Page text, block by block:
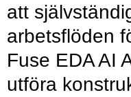
att
arbetsflöden
Fuse EDA AI
utföra